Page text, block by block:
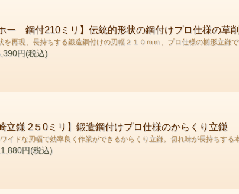
ホー 鋼付210ミリ】伝統的形状の鋼付けプロ仕様の草
を再現、長持ちする鍛造鋼付けの刃幅２１０ｍｍ、プロ仕様の櫛形立鎌で
円(税込)
立鎌 2５0ミリ】鍛造鋼付けプロ仕様のからくり立鎌
イドな刃幅で効率良く作業ができるからくり立鎌。切れ味が長持ちす
円(税込)